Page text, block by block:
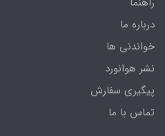
درباره ما
خواندنی ها
نشر هوانورد
پیگیری سفارش
تماس با ما